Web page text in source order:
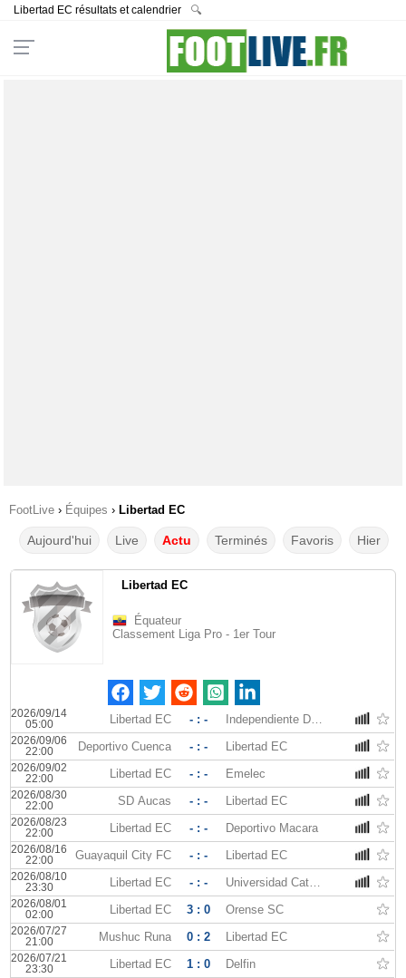
Libertad EC résultats et calendrier 🔍
FootLive › Équipes › Libertad EC
Aujourd'hui Live Actu Terminés Favoris Hier
Libertad EC
Équateur
Classement Liga Pro - 1er Tour
2026/09/14
05:00
Libertad EC - : - Independiente Del Valle
2026/09/06
22:00
Deportivo Cuenca - : - Libertad EC
2026/09/02
22:00
Libertad EC - : - Emelec
2026/08/30
22:00
SD Aucas - : - Libertad EC
2026/08/23
22:00
Libertad EC - : - Deportivo Macara
2026/08/16
22:00
Guayaquil City FC - : - Libertad EC
2026/08/10
23:30
Libertad EC - : - Universidad Catolica Quito
2026/08/01
02:00
Libertad EC 3 : 0 Orense SC
2026/07/27
21:00
Mushuc Runa 0 : 2 Libertad EC
2026/07/21
23:30
Libertad EC 1 : 0 Delfin